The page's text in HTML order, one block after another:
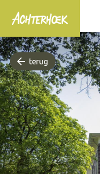
terug